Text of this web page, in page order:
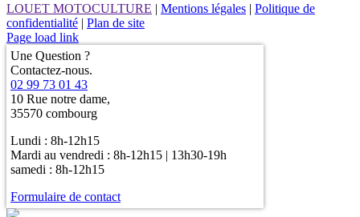
LOUET MOTOCULTURE | Mentions légales | Politique de
confidentialité | Plan de site
Page load link
Une Question ?
Contactez-nous.
02 99 73 01 43
10 Rue notre dame,
35570 combourg
Lundi : 8h-12h15
Mardi au vendredi : 8h-12h15 | 13h30-19h
samedi : 8h-12h15
Formulaire de contact